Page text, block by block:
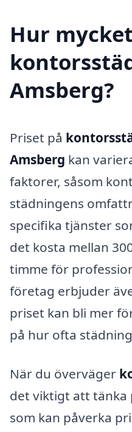
Hur
Amsberg?
Priset på
Amsberg kan
faktorer, såsom
städningens
specifika tjänster
det kosta mellan
timme för
företag erbjuder
priset kan bli mer
på hur ofta
När du överväger
det viktigt att
som kan påverka